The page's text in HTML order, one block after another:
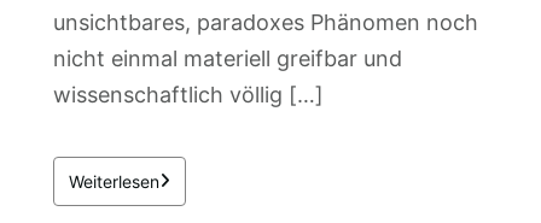
unsichtbares, paradoxes Phänomen noch
nicht einmal materiell greifbar und
wissenschaftlich völlig […]
Weiterlesen